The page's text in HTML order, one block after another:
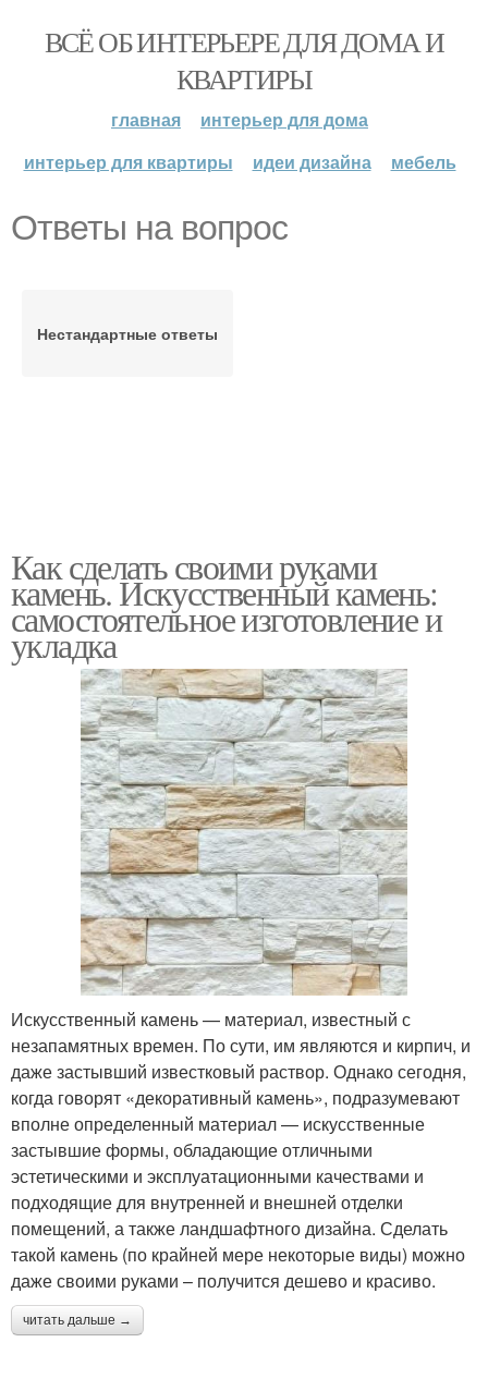
ВСЁ ОБ ИНТЕРЬЕРЕ ДЛЯ ДОМА И
КВАРТИРЫ
главная
интерьер для дома
интерьер для квартиры
идеи дизайна мебель
Ответы на вопрос
Нестандартные ответы
Как сделать своими руками
камень. Искусственный камень:
самостоятельное изготовление и
укладка
Искусственный камень — материал, известный с
незапамятных времен. По сути, им являются и кирпич, и
даже застывший известковый раствор. Однако сегодня,
когда говорят «декоративный камень», подразумевают
вполне определенный материал — искусственные
застывшие формы, обладающие отличными
эстетическими и эксплуатационными качествами и
подходящие для внутренней и внешней отделки
помещений, а также ландшафтного дизайна. Сделать
такой камень (по крайней мере некоторые виды) можно
даже своими руками – получится дешево и красиво.
читать дальше →